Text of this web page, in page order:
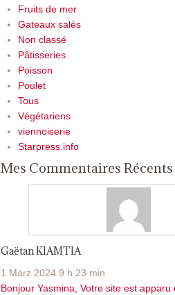
Fruits de mer
Gateaux salés
Non classé
Pâtisseries
Poisson
Poulet
Tous
Végétariens
viennoiserie
Starpress.info
Mes Commentaires Récents
Gaëtan KIAMTIA
1 März 2024 9 h 23 min
Bonjour Yasmina, Votre site est